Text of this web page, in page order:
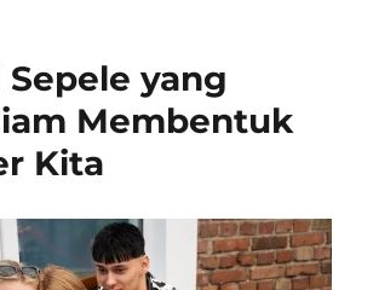
Sepele yang
Membentuk
Kita